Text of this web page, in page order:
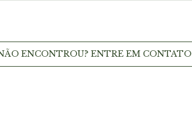
ENCONTROU? ENTRE EM CONTATO